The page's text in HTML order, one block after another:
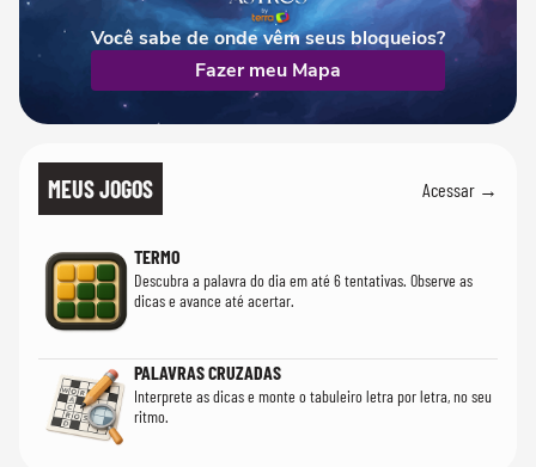
Você sabe de onde vêm seus bloqueios?
Fazer meu Mapa
MEUS JOGOS Acessar →
TERMO
Descubra a palavra do dia em até 6 tentativas. Observe as
dicas e avance até acertar.
PALAVRAS CRUZADAS
Interprete as dicas e monte o tabuleiro letra por letra, no seu
ritmo.